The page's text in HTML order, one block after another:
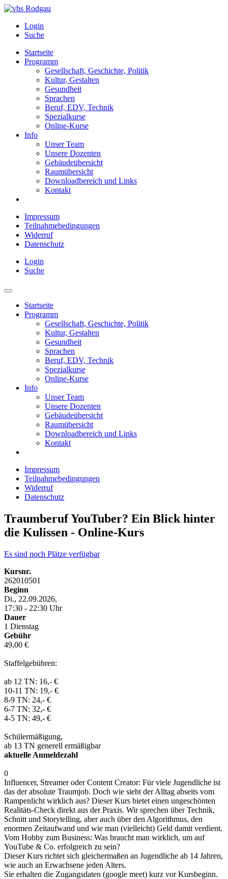
Login
Suche
Startseite
Programm
Gesellschaft, Geschichte, Politik
Kultur, Gestalten
Gesundheit
Sprachen
Beruf, EDV, Technik
Spezialkurse
Online-Kurse
Info
Unser Team
Unsere Dozenten
Gebäudeübersicht
Raumübersicht
Downloadbereich und Links
Kontakt
Impressum
Teilnahmebedingungen
Widerruf
Datenschutz
Login
Suche
Startseite
Programm
Gesellschaft, Geschichte, Politik
Kultur, Gestalten
Gesundheit
Sprachen
Beruf, EDV, Technik
Spezialkurse
Online-Kurse
Info
Unser Team
Unsere Dozenten
Gebäudeübersicht
Raumübersicht
Downloadbereich und Links
Kontakt
Impressum
Teilnahmebedingungen
Widerruf
Datenschutz
Traumberuf YouTuber? Ein Blick hinter
die Kulissen - Online-Kurs
Es sind noch Plätze verfügbar
Kursnr.
262010501
Beginn
Di., 22.09.2026,
17:30 - 22:30 Uhr
Dauer
1 Dienstag
Gebühr
49,00 €
Staffelgebühren:
ab 12 TN: 16,- €
10-11 TN: 19,- €
8-9 TN: 24,- €
6-7 TN: 32,- €
4-5 TN: 49,- €
Schülermäßigung,
ab 13 TN generell ermäßigbar
aktuelle Anmeldezahl
0
Influencer, Streamer oder Content Creator: Für viele Jugendliche ist
das der absolute Traumjob. Doch wie sieht der Alltag abseits vom
Rampenlicht wirklich aus? Dieser Kurs bietet einen ungeschönten
Realitäts-Check direkt aus der Praxis. Wir sprechen über Technik,
Schnitt und Storytelling, aber auch über den Algorithmus, den
enormen Zeitaufwand und wie man (vielleicht) Geld damit verdient.
Vom Hobby zum Business: Was braucht man wirklich, um auf
YouTube & Co. erfolgreich zu sein?
Dieser Kurs richtet sich gleichermaßen an Jugendliche ab 14 Jahren,
wie auch an Erwachsene jeden Alters.
Sie erhalten die Zugangsdaten (google meet) kurz vor Kursbeginn.